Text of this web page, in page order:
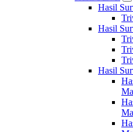
Hasil
Hasil
Hasil